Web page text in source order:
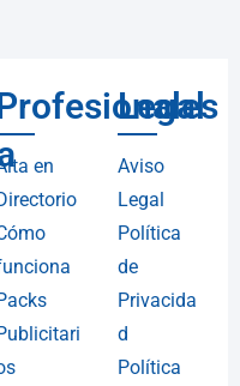
en
Legal
Aviso
Legal
Política
de
Privacida
d
Política